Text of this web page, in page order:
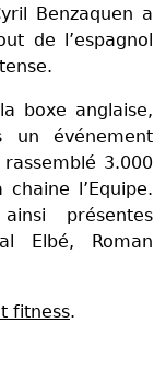
Benzaquen a
de l’espagnol
boxe anglaise,
un événement
3.000
l’Equipe.
présentes
Elbé, Roman
fitness.